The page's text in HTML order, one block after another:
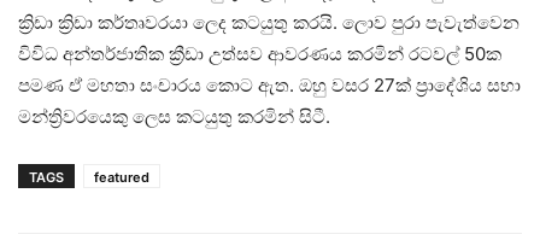
ක්‍රිඩා ක්‍රිඩා කර්තෘවරයා ලෙද කටයුතු කරයි. ලොව පුරා පැවැත්වෙන
විවිධ අන්තර්ජාතික ක්‍රීඩා උත්සව ආවරණය කරමින් රටවල් 50ක
පමණ ඒ මහතා සංචාරය කොට ඇත. ඔහු වසර 27ක් ප්‍රාදේශිය සභා
මන්ත්‍රිවරයෙකු ලෙස කටයුතු කරමින් සිටී.
TAGS featured